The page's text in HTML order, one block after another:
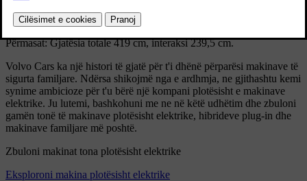
manual me 4 marshe, manual me 5 marshe.
Frenat: Frena hidraulike me disk përpara dhe tamburë prapa.
Përmasat: Gjatësia totale 419 cm, interaksi 239,5 cm.
Volvo Cars ka një histori të gjatë për t'i dhënë përparësi makinave të
sigurta familjare. Ndërsa shikojmë nga e ardhmja, ne gjithashtu kemi
synime ambicioze për t'u bërë një kompani plotësisht e makinave
elektrike. Ju lutemi, bashkohuni me ne në këtë udhëtim dhe zbuloni
gamën tonë të makinave plotësisht elektrike, hibrideve plug-in dhe
makinave familjare më poshtë.
Zbuloni makinat tona plotësisht elektrike
Eksploroni makina plotësisht elektrike